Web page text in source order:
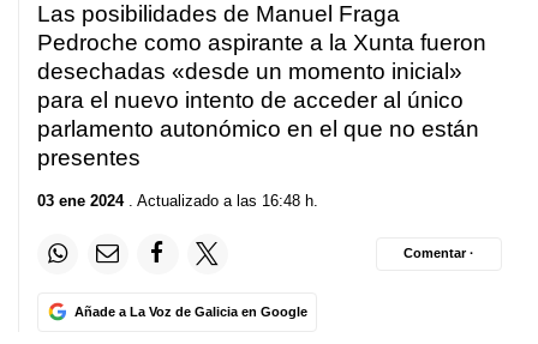
Las posibilidades de Manuel Fraga
Pedroche como aspirante a la Xunta fueron
desechadas «desde un momento inicial»
para el nuevo intento de acceder al único
parlamento autonómico en el que no están
presentes
03 ene 2024. Actualizado a las 16:48 h.
Añade a La Voz de Galicia en Google
Comentar ·